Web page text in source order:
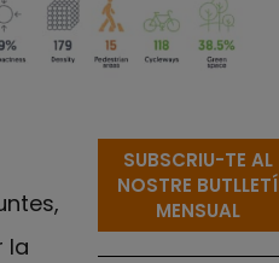
la
SUBSCRIU-TE AL
NOSTRE BUTLLETÍ
MENSUAL